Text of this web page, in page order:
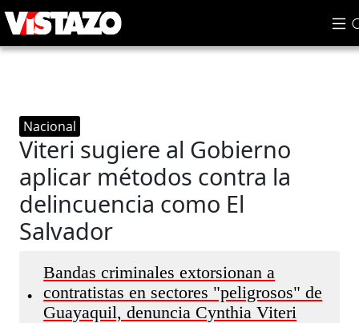
Nacional
Viteri sugiere al Gobierno
aplicar métodos contra la
delincuencia como El
Salvador
•
Bandas criminales extorsionan a
contratistas en sectores "peligrosos" de
Guayaquil, denuncia Cynthia Viteri